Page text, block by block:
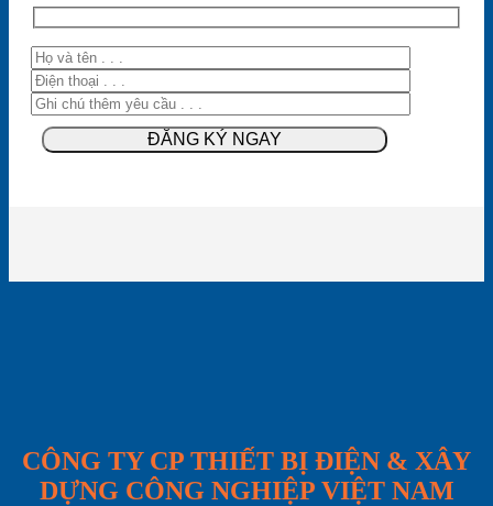
CÔNG TY CP THIẾT BỊ ĐIỆN & XÂY
DỰNG CÔNG NGHIỆP VIỆT NAM